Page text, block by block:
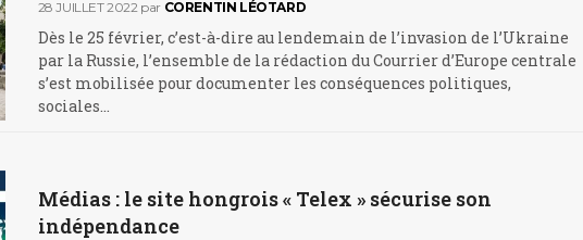
28 JUILLET 2022 par CORENTIN LÉOTARD
Dès le 25 février, c’est-à-dire au lendemain de l’invasion de l’Ukraine
par la Russie, l’ensemble de la rédaction du Courrier d’Europe centrale
s’est mobilisée pour documenter les conséquences politiques,
sociales…
Médias : le site hongrois « Telex » sécurise son
indépendance